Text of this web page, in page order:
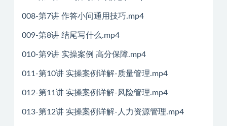
008-第7讲 作答小问通用技巧.mp4
009-第8讲 结尾写什么.mp4
010-第9讲 实操案例 高分保障.mp4
011-第10讲 实操案例详解-质量管理.mp4
012-第11讲 实操案例详解-风险管理.mp4
013-第12讲 实操案例详解-人力资源管理.mp4